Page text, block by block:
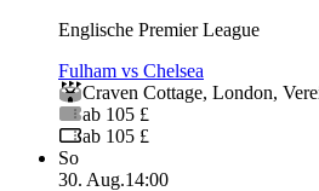
Englische Premier League
Fulham vs Chelsea
Craven Cottage, London,
ab 105 £
ab 105 £
So
30. Aug.14:00